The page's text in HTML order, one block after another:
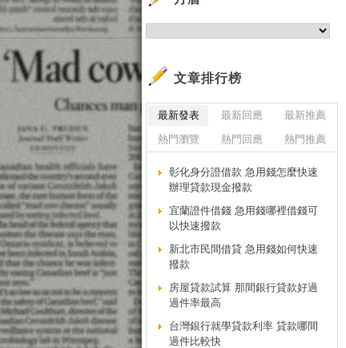
文章排行榜
最新發表 最新回應
最新推薦
熱門瀏覽
熱門回應 熱門推薦
彰化身分證借款 急用錢怎麼快速
辦理貸款現金撥款
宜蘭證件借錢 急用錢哪裡借錢可
以快速撥款
新北市民間借貸 急用錢如何快速
撥款
房屋貸款試算 那間銀行貸款好過
過件率最高
台灣銀行就學貸款利率 貸款哪間
過件比較快